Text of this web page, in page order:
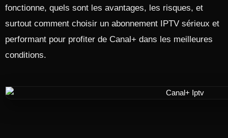
fonctionne, quels sont les avantages, les risques, et
surtout comment choisir un abonnement IPTV sérieux et
performant pour profiter de Canal+ dans les meilleures
conditions.